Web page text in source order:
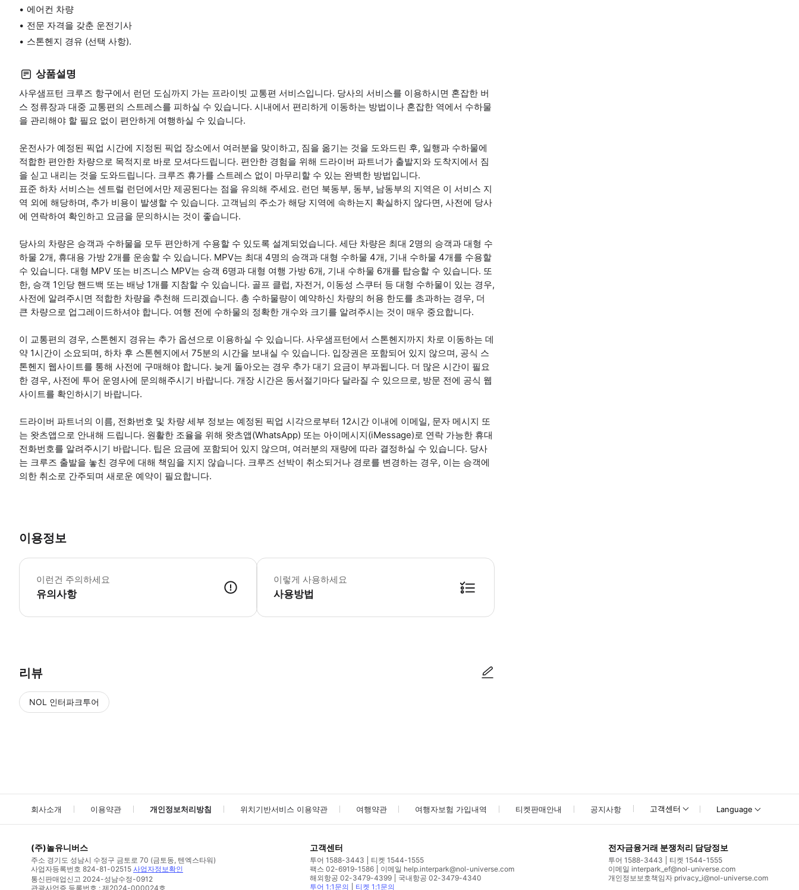
에어컨 차량
전문 자격을 갖춘 운전기사
스톤헨지 경유 (선택 사항).
상품설명
사우샘프턴 크루즈 항구에서 런던 도심까지 가는 프라이빗 교통편 서비스입니다. 당사의 서비스를 이용하시면 혼잡한 버
스 정류장과 대중 교통편의 스트레스를 피하실 수 있습니다. 시내에서 편리하게 이동하는 방법이나 혼잡한 역에서 수하물
을 관리해야 할 필요 없이 편안하게 여행하실 수 있습니다.
운전사가 예정된 픽업 시간에 지정된 픽업 장소에서 여러분을 맞이하고, 짐을 옮기는 것을 도와드린 후, 일행과 수하물에
적합한 편안한 차량으로 목적지로 바로 모셔다드립니다. 편안한 경험을 위해 드라이버 파트너가 출발지와 도착지에서 짐
을 싣고 내리는 것을 도와드립니다. 크루즈 휴가를 스트레스 없이 마무리할 수 있는 완벽한 방법입니다.
표준 하차 서비스는 센트럴 런던에서만 제공된다는 점을 유의해 주세요. 런던 북동부, 동부, 남동부의 지역은 이 서비스 지
역 외에 해당하며, 추가 비용이 발생할 수 있습니다. 고객님의 주소가 해당 지역에 속하는지 확실하지 않다면, 사전에 당사
에 연락하여 확인하고 요금을 문의하시는 것이 좋습니다.
당사의 차량은 승객과 수하물을 모두 편안하게 수용할 수 있도록 설계되었습니다. 세단 차량은 최대 2명의 승객과 대형 수
하물 2개, 휴대용 가방 2개를 운송할 수 있습니다. MPV는 최대 4명의 승객과 대형 수하물 4개, 기내 수하물 4개를 수용할
수 있습니다. 대형 MPV 또는 비즈니스 MPV는 승객 6명과 대형 여행 가방 6개, 기내 수하물 6개를 탑승할 수 있습니다. 또
한, 승객 1인당 핸드백 또는 배낭 1개를 지참할 수 있습니다. 골프 클럽, 자전거, 이동성 스쿠터 등 대형 수하물이 있는 경우,
사전에 알려주시면 적합한 차량을 추천해 드리겠습니다. 총 수하물량이 예약하신 차량의 허용 한도를 초과하는 경우, 더
큰 차량으로 업그레이드하셔야 합니다. 여행 전에 수하물의 정확한 개수와 크기를 알려주시는 것이 매우 중요합니다.
이 교통편의 경우, 스톤헨지 경유는 추가 옵션으로 이용하실 수 있습니다. 사우샘프턴에서 스톤헨지까지 차로 이동하는 데
약 1시간이 소요되며, 하차 후 스톤헨지에서 75분의 시간을 보내실 수 있습니다. 입장권은 포함되어 있지 않으며, 공식 스
톤헨지 웹사이트를 통해 사전에 구매해야 합니다. 늦게 돌아오는 경우 추가 대기 요금이 부과됩니다. 더 많은 시간이 필요
한 경우, 사전에 투어 운영사에 문의해주시기 바랍니다. 개장 시간은 동서절기마다 달라질 수 있으므로, 방문 전에 공식 웹
사이트를 확인하시기 바랍니다.
드라이버 파트너의 이름, 전화번호 및 차량 세부 정보는 예정된 픽업 시각으로부터 12시간 이내에 이메일, 문자 메시지 또
는 왓츠앱으로 안내해 드립니다. 원활한 조율을 위해 왓츠앱(WhatsApp) 또는 아이메시지(iMessage)로 연락 가능한 휴대
전화번호를 알려주시기 바랍니다. 팁은 요금에 포함되어 있지 않으며, 여러분의 재량에 따라 결정하실 수 있습니다. 당사
는 크루즈 출발을 놓친 경우에 대해 책임을 지지 않습니다. 크루즈 선박이 취소되거나 경로를 변경하는 경우, 이는 승객에
의한 취소로 간주되며 새로운 예약이 필요합니다.
이용정보
이런건 주의하세요
유의사항
크루즈 도착 세부 정보(예: 도착 시간 및 터미널)를 입력해 주세요. * 소요시간 : 240분 (옵션에 따라 소요 시간이 다를 수 있으니, 예약 시 확인 부탁드립니다.)
이렇게 사용하세요
사용방법
리뷰
NOL 인터파크투어
회사소개 이용약관 개인정보처리방침 위치기반서비스 이용약관 여행약관 여행자보험 가입내역 티켓판매안내 공지사항 고객센터 Language
(주)놀유니버스
주소 경기도 성남시 수정구 금토로 70 (금토동, 텐엑스타워)
사업자등록번호 824-81-02515 사업자정보확인
통신판매업신고 2024-성남수정-0912
관광사업증 등록번호 : 제2024-000024호
고객센터
투어 1588-3443
티켓 1544-1555
팩스 02-6919-1586
이메일 help.interpark@nol-universe.com
해외항공 02-3479-4399
국내항공 02-3479-4340
투어 1:1문의
티켓 1:1문의
전자금융거래 분쟁처리 담당정보
투어 1588-3443
티켓 1544-1555
이메일 interpark_ef@nol-universe.com
개인정보보호책임자 privacy_i@nol-universe.com